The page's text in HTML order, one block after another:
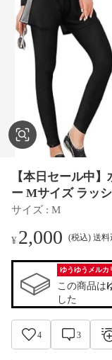
【本日セール中
ー Mサイズ ラッ
サイズ : M
¥2,000 (税込) 送料
ゆうゆうメルカ
この商品は
した
4 3